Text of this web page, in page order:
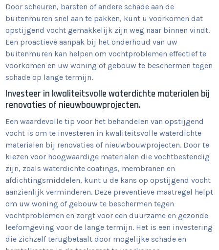
Door scheuren, barsten of andere schade aan de
buitenmuren snel aan te pakken, kunt u voorkomen dat
opstijgend vocht gemakkelijk zijn weg naar binnen vindt.
Een proactieve aanpak bij het onderhoud van uw
buitenmuren kan helpen om vochtproblemen effectief te
voorkomen en uw woning of gebouw te beschermen tegen
schade op lange termijn.
Investeer in kwaliteitsvolle waterdichte materialen bij
renovaties of nieuwbouwprojecten.
Een waardevolle tip voor het behandelen van opstijgend
vocht is om te investeren in kwaliteitsvolle waterdichte
materialen bij renovaties of nieuwbouwprojecten. Door te
kiezen voor hoogwaardige materialen die vochtbestendig
zijn, zoals waterdichte coatings, membranen en
afdichtingsmiddelen, kunt u de kans op opstijgend vocht
aanzienlijk verminderen. Deze preventieve maatregel helpt
om uw woning of gebouw te beschermen tegen
vochtproblemen en zorgt voor een duurzame en gezonde
leefomgeving voor de lange termijn. Het is een investering
die zichzelf terugbetaalt door mogelijke schade en